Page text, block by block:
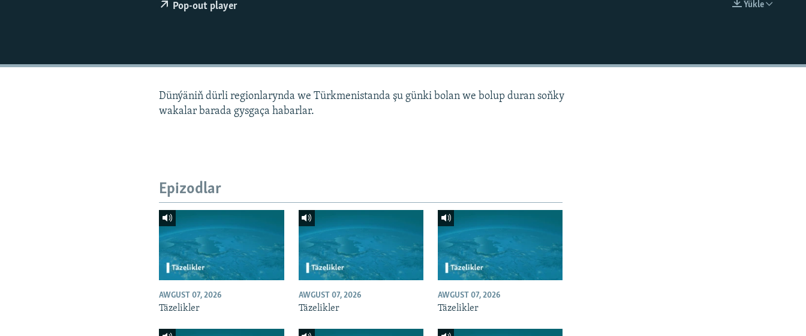
Ýükle
Pop-out player
Dünýäniň dürli regionlarynda we Türkmenistanda şu günki bolan we bolup duran soňky
wakalar barada gysgaça habarlar.
Epizodlar
AWGUST 07, 2026
Täzelikler
AWGUST 07, 2026
Täzelikler
AWGUST 07, 2026
Täzelikler